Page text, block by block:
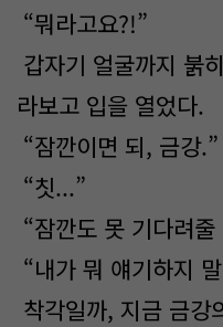
“뭐라고요?!”
갑자기 얼굴까지 붉
라보고 입을 열었다.
“잠깐이면 되, 금강.”
“칫...”
“잠깐도 못 기다려줄
“내가 뭐 얘기하지
착각일까, 지금 금강